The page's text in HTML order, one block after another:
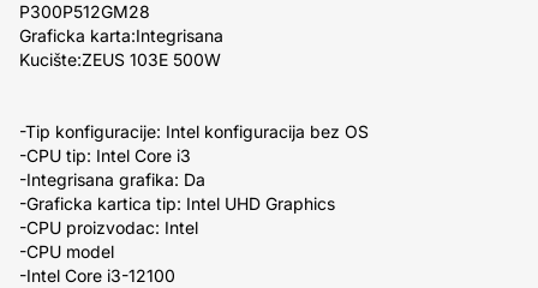
P300P512GM28
Graficka karta:Integrisana
Kucište:ZEUS 103E 500W
-Tip konfiguracije: Intel konfiguracija bez OS
-CPU tip: Intel Core i3
-Integrisana grafika: Da
-Graficka kartica tip: Intel UHD Graphics
-CPU proizvodac: Intel
-CPU model
-Intel Core i3-12100